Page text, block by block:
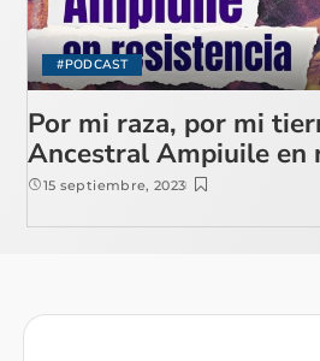
#PODCAST
Por mi raza, por mi
Ancestral Ampiuile en
15 septiembre, 2023